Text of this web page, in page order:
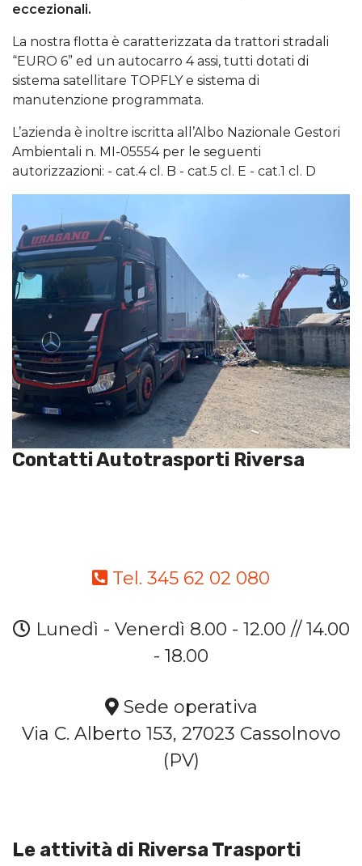
eccezionali.
La nostra flotta è caratterizzata da trattori stradali
“EURO 6” ed un autocarro 4 assi, tutti dotati di
sistema satellitare TOPFLY e sistema di
manutenzione programmata.
L’azienda è inoltre iscritta all’Albo Nazionale Gestori
Ambientali n. MI-05554 per le seguenti
autorizzazioni: - cat.4 cl. B - cat.5 cl. E - cat.1 cl. D
Contatti Autotrasporti Riversa
Tel. 345 62 02 080
Lunedì - Venerdì 8.00 - 12.00 // 14.00
- 18.00
Sede operativa
Via C. Alberto 153, 27023 Cassolnovo
(PV)
Le attività di Riversa Trasporti